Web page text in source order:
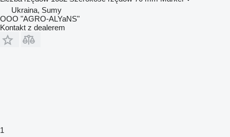
Ukraina, Sumy
OOO "AGRO-ALYaNS"
Kontakt z dealerem
1